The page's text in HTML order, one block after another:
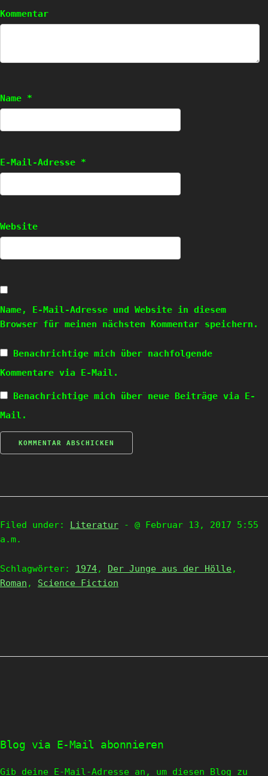
Kommentar
Name *
E-Mail-Adresse *
Website
Name, E-Mail-Adresse und Website in diesem
Browser für meinen nächsten Kommentar speichern.
Benachrichtige mich über nachfolgende
Kommentare via E-Mail.
Benachrichtige mich über neue Beiträge via E-
Mail.
Filed under: Literatur
- @ Februar 13, 2017 5:55
a.m.
Schlagwörter: 1974, Der Junge aus der Hölle,
Roman , Science Fiction
Blog via E-Mail abonnieren
Gib deine E-Mail-Adresse an, um diesen Blog zu